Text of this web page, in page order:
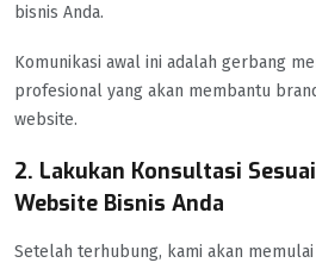
bisnis Anda.
Komunikasi awal ini adalah gerbang
profesional yang akan membantu
website.
2. Lakukan Konsultasi
Website Bisnis Anda
Setelah terhubung, kami akan